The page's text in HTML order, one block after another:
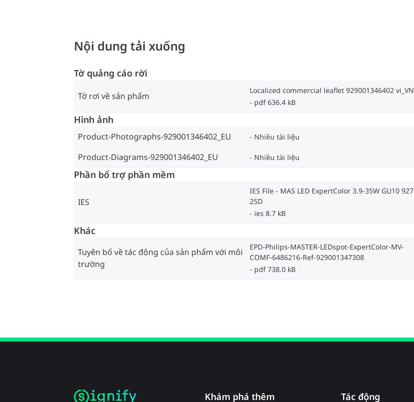
Nội dung tải xuống
Tờ quảng cáo rời
Tờ rơi về sản phẩm
Localized commercial leaflet 929001346402 vi_VN
pdf 636.4 kB
Hình ảnh
Product-Photographs-929001346402_EU Nhiều tài liệu
Product-Diagrams-929001346402_EU
Nhiều tài liệu
Phần bổ trợ phần mềm
IES
IES File - MAS LED ExpertColor 3.9-35W GU10 927
25D
ies 8.7 kB
Khác
Tuyên bố về tác động của sản phẩm với môi
trường
EPD-Philips-MASTER-LEDspot-ExpertColor-MV-
COMF-6486216-Ref-929001347308
pdf 738.0 kB
Khám phá thêm Tác động